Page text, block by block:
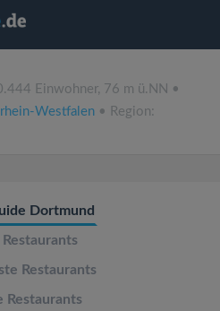
Einwohner, 76 m ü.NN •
Westfalen • Region:
Dortmund
Restaurants
Restaurants
Restaurants